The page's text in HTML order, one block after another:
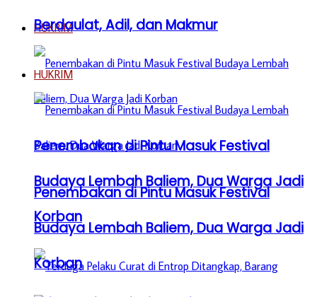
HUKRIM
Penembakan di Pintu Masuk Festival
Budaya Lembah Baliem, Dua Warga Jadi
Korban
Berdaulat, Adil, dan Makmur
HUKRIM
Penembakan di Pintu Masuk Festival
Budaya Lembah Baliem, Dua Warga Jadi
Korban